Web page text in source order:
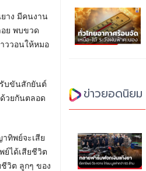
าง มีคนงาน
ย พบขวด
ววอนให้หมอ
รับขันสักยันต์
วยกันตลอด
ทิพย์จะเสีย
ย์ได้เสียชีวิต
วิต ลูกๆ ของ
ข่าวยอดนิยม